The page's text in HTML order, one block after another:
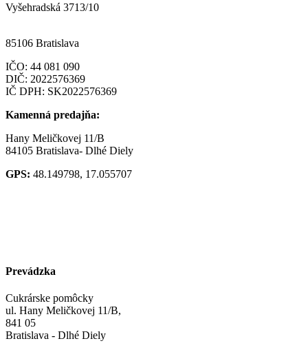
Vyšehradská 3713/10
85106 Bratislava
IČO: 44 081 090
DIČ: 2022576369
IČ DPH: SK2022576369
Kamenná predajňa:
Hany Meličkovej 11/B
84105 Bratislava- Dlhé Diely
GPS: 48.149798, 17.055707
Prevádzka
Cukrárske pomôcky
ul. Hany Meličkovej 11/B,
841 05
Bratislava - Dlhé Diely